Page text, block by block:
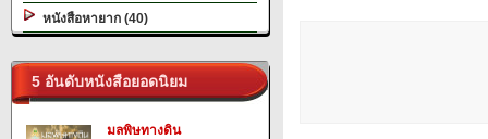
หนังสือหายาก (40)
5 อันดับหนังสือยอดนิยม
มลพิษทางดิน